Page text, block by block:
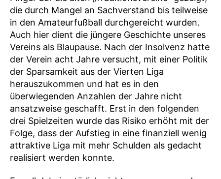
die durch Mangel an Sachverstand bis teilweise
in den Amateurfußball durchgereicht wurden.
Auch hier dient die jüngere Geschichte unseres
Vereins als Blaupause. Nach der Insolvenz hatte
der Verein acht Jahre versucht, mit einer Politik
der Sparsamkeit aus der Vierten Liga
herauszukommen und hat es in den
überwiegenden Anzahlen der Jahre nicht
ansatzweise geschafft. Erst in den folgenden
drei Spielzeiten wurde das Risiko erhöht mit der
Folge, dass der Aufstieg in eine finanziell wenig
attraktive Liga mit mehr Schulden als gedacht
realisiert werden konnte.